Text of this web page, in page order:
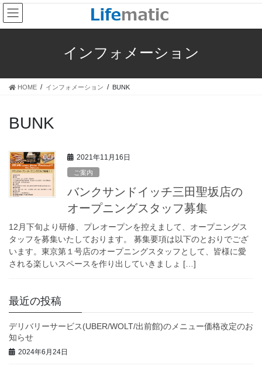
コ
ン
テ
ス
ナ
ビ
ゲ
ン
インフォメーション
HOME インフォメーション BUNK
BUNK
2021年11月16日
ご案内
バンクサンドイッチ三田聖坂店の
オープニングスタッフ募集
12月下旬より研修、プレオープンを控えまして、オープニングス
タッフを募集いたしております。 募集要項は以下のとおりでござ
います。東京第１号店のオープニングスタッフとして、皆様に愛
される楽しいスペースを作り出していきましょ […]
最近の投稿
デリバリーサービス(UBER/WOLT/出前館)のメニュー価格改定のお
知らせ
2024年6月24日